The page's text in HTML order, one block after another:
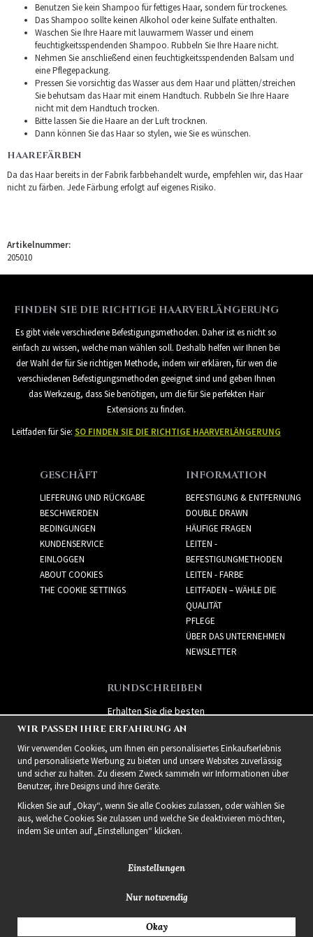
Benutzen Sie kein Shampoo für fettiges Haar, sondern für trockenes.
Das Shampoo sollte keinen Alkohol oder keine Sulfate enthalten.
Waschen Sie Ihre Haare mit lauwarmem Wasser und einem
feuchtigkeitsspendenden Shampoo. Rubbeln Sie Ihre Haare nicht.
Nehmen Sie anschließend einen feuchtigkeitsspendenden Balsam und
eine Pflegepackung.
Pressen Sie vorsichtig das Wasser aus dem Haar und plätten/streichen
Sie behutsam das Haar mit einem Handtuch. Rubbeln Sie Ihre Haare
nicht mit dem Handtuch trocken.
Bitte lassen Sie die Haare an der Luft trocknen.
Dann können Sie das Haar so stylen, wie Sie es wünschen.
HAAREFÄRBEN
Da das Haar bereits in der Fabrik farbbehandelt wurde, empfehlen wir, das Haar
nicht zu färben. Jede Färbung erfolgt auf eigenes Risiko.
Artikelnummer:
205010
FINDEN SIE DIE RICHTIGE HAARVERLÄNGERUNG
Es gibt viele verschiedene Befestigungsmethoden. Daher ist es nicht so
einfach zu wissen, welche man wählen soll. Deshalb helfen wir Ihnen bei
der Wahl der für Sie richtigen Methode, indem wir erklären, für wen die
verschiedenen Befestigungsmethoden geeignet sind und geben Ihnen
das Werkzeug, dass Sie benötigen, um die für Sie perfekten Hair
Extensions zu finden.
Leitfaden für Sie: SO FINDEN SIE DIE RICHTIGE HAARVERLÄNGERUNG
GESCHÄFT
LIEFERUNG UND RÜCKGABE
BESCHWERDEN
BEDINGUNGEN
KUNDENSERVICE
EINLOGGEN
ABOUT COOKIES
THE COOKIE SETTINGS
INFORMATION
BEFESTIGUNG & ENTFERNUNG
DOUBLE DRAWN
HÄUFIGE FRAGEN
LEITEN -
BEFESTIGUNGMETHODEN
LEITEN - FARBE
LEITFADEN – WÄHLE DIE
QUALITÄT
PFLEGE
ÜBER DAS UNTERNEHMEN
NEWSLETTER
RUNDSCHREIBEN
Erhalten Sie die besten
Angebote und spannende
neue Produkte!
2021 Delightful Hair
WIR PASSEN IHRE ERFAHRUNG AN
Wir verwenden Cookies, um Ihnen ein personalisiertes Einkaufserlebnis
und personalisierte Werbung zu bieten und unsere Websites zuverlässig
und sicher zu halten. Zu diesem Zweck sammeln wir Informationen über
Benutzer, ihre Designs und ihre Geräte.
Klicken Sie auf „Okay“, wenn Sie alle Cookies zulassen, oder wählen Sie
aus, welche Cookies Sie zulassen und welche Sie deaktivieren möchten,
indem Sie unten auf „Einstellungen“ klicken.
Einstellungen
Nur notwendig
Okay